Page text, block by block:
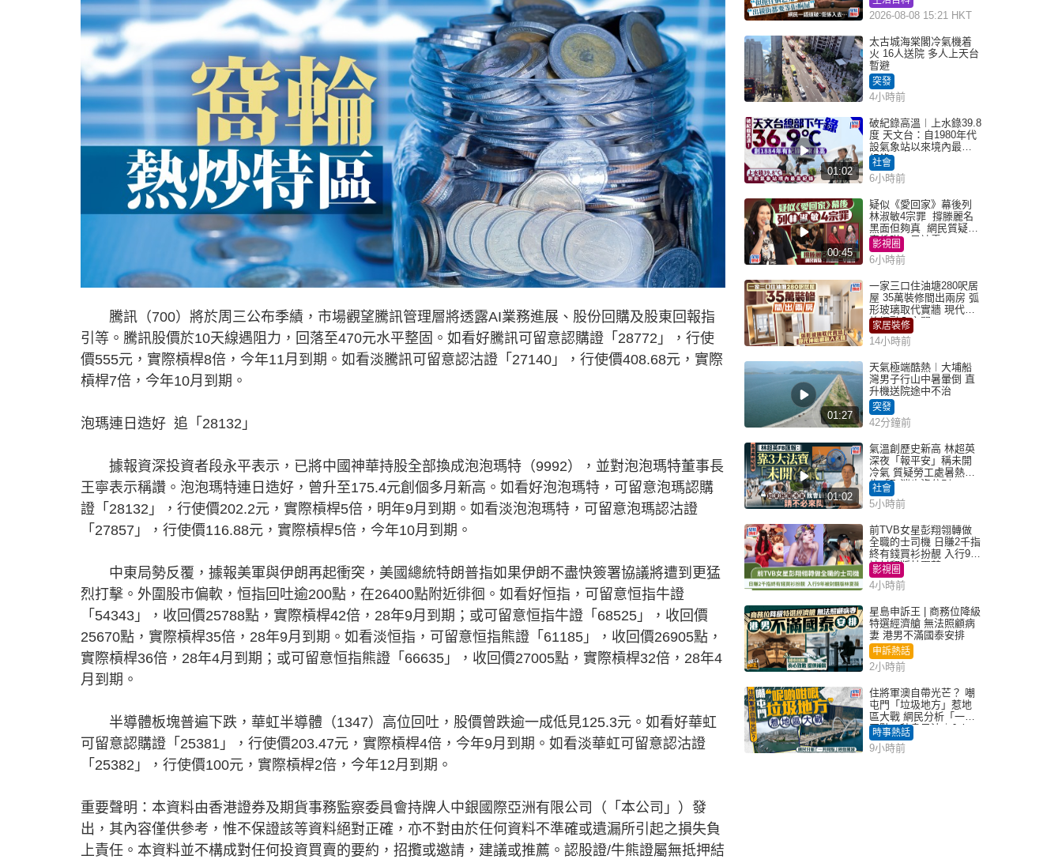
騰訊（700）將於周三公布季績，市場觀望騰訊管理層將透露AI業務進展、股份回購及股東回報指
引等。騰訊股價於10天線遇阻力，回落至470元水平整固。如看好騰訊可留意認購證「28772」，行使
價555元，實際槓桿8倍，今年11月到期。如看淡騰訊可留意認沽證「27140」，行使價408.68元，實際
槓桿7倍，今年10月到期。
泡瑪連日造好 追「28132」
據報資深投資者段永平表示，已將中國神華持股全部換成泡泡瑪特（9992），並對泡泡瑪特董事長
王寧表示稱讚。泡泡瑪特連日造好，曾升至175.4元創個多月新高。如看好泡泡瑪特，可留意泡瑪認購
證「28132」，行使價202.2元，實際槓桿5倍，明年9月到期。如看淡泡泡瑪特，可留意泡瑪認沽證
「27857」，行使價116.88元，實際槓桿5倍，今年10月到期。
中東局勢反覆，據報美軍與伊朗再起衝突，美國總統特朗普指如果伊朗不盡快簽署協議將遭到更猛
烈打擊。外圍股市偏軟，恒指回吐逾200點，在26400點附近徘徊。如看好恒指，可留意恒指牛證
「54343」，收回價25788點，實際槓桿42倍，28年9月到期；或可留意恒指牛證「68525」，收回價
25670點，實際槓桿35倍，28年9月到期。如看淡恒指，可留意恒指熊證「61185」，收回價26905點，
實際槓桿36倍，28年4月到期；或可留意恒指熊證「66635」，收回價27005點，實際槓桿32倍，28年4
月到期。
半導體板塊普遍下跌，華虹半導體（1347）高位回吐，股價曾跌逾一成低見125.3元。如看好華虹
可留意認購證「25381」，行使價203.47元，實際槓桿4倍，今年9月到期。如看淡華虹可留意認沽證
「25382」，行使價100元，實際槓桿2倍，今年12月到期。
重要聲明：本資料由香港證券及期貨事務監察委員會持牌人中銀國際亞洲有限公司（「本公司」）發
出，其內容僅供參考，惟不保證該等資料絕對正確，亦不對由於任何資料不準確或遺漏所引起之損失負
上責任。本資料並不構成對任何投資買賣的要約，招攬或邀請，建議或推薦。認股證/牛熊證屬無抵押結
語道破
2026-08-08 15:21 HKT
太古城海棠閣冷氣機着
火 16人送院 多人上天台
暫避
突發
4小時前
01:02
破紀錄高溫︱上水錄39.8
度 天文台：自1980年代
設氣象站以來境內最高
紀錄
社會
6小時前
00:45
疑似《愛回家》幕後列
林淑敏4宗罪 撐滕麗名
黑面但夠真 網民質疑：
真係咁一早被雪
影視圈
6小時前
一家三口住油塘280呎居
屋 35萬裝修間出兩房 弧
形玻璃取代實牆 現代神
枱櫃融入玄關
家居裝修
14小時前
01:27
天氣極端酷熱︱大埔船
灣男子行山中暑暈倒 直
升機送院途中不治
突發
42分鐘前
01:02
氣溫創歷史新高 林超英
深夜「報平安」稱未開
冷氣 質疑勞工處暑熱警
告「取消也沒分別」
社會
5小時前
前TVB女星彭翔翎轉做
全職的士司機 日賺2千指
終有錢買衫扮靚 入行9年
被封翻版林夏薇
影視圈
4小時前
星島申訴王 | 商務位降級
特選經濟艙 無法照顧病
妻 港男不滿國泰安排
申訴熱話
2小時前
住將軍澳自帶光芒？ 嘲
屯門「垃圾地方」惹地
區大戰 網民分析「一共
同點」秒息風波｜Juicy
叮
時事熱話
9小時前